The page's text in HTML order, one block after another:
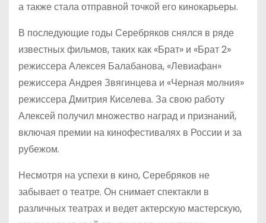
а также стала отправной точкой его кинокарьеры.
В последующие годы Серебряков снялся в ряде
известных фильмов, таких как «Брат» и «Брат 2»
режиссера Алексея Балабанова, «Левиафан»
режиссера Андрея Звягинцева и «Черная молния»
режиссера Дмитрия Киселева. За свою работу
Алексей получил множество наград и признаний,
включая премии на кинофестивалях в России и за
рубежом.
Несмотря на успехи в кино, Серебряков не
забывает о театре. Он снимает спектакли в
различных театрах и ведет актерскую мастерскую,